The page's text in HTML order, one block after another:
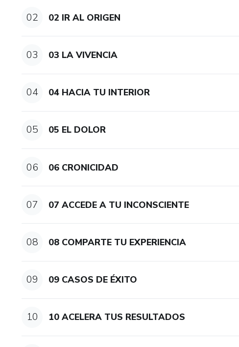
02 02 IR AL ORIGEN
03 03 LA VIVENCIA
04 04 HACIA TU INTERIOR
05 05 EL DOLOR
06 06 CRONICIDAD
07 07 ACCEDE A TU INCONSCIENTE
08 08 COMPARTE TU EXPERIENCIA
09 09 CASOS DE ÉXITO
10 10 ACELERA TUS RESULTADOS